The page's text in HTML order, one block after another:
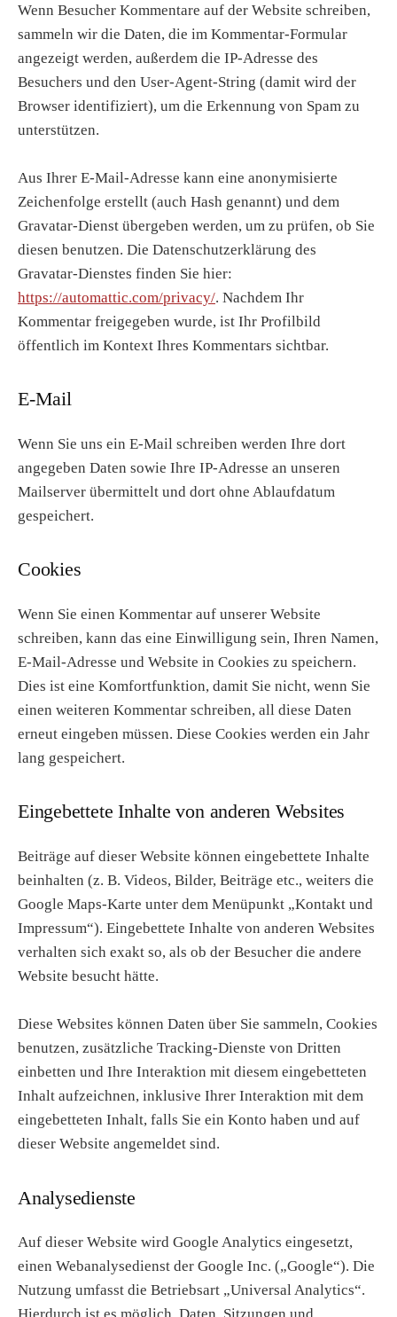
Wenn Besucher Kommentare auf der Website schreiben,
sammeln wir die Daten, die im Kommentar-Formular
angezeigt werden, außerdem die IP-Adresse des
Besuchers und den User-Agent-String (damit wird der
Browser identifiziert), um die Erkennung von Spam zu
unterstützen.
Aus Ihrer E-Mail-Adresse kann eine anonymisierte
Zeichenfolge erstellt (auch Hash genannt) und dem
Gravatar-Dienst übergeben werden, um zu prüfen, ob Sie
diesen benutzen. Die Datenschutzerklärung des
Gravatar-Dienstes finden Sie hier:
https://automattic.com/privacy/. Nachdem Ihr
Kommentar freigegeben wurde, ist Ihr Profilbild
öffentlich im Kontext Ihres Kommentars sichtbar.
E-Mail
Wenn Sie uns ein E-Mail schreiben werden Ihre dort
angegeben Daten sowie Ihre IP-Adresse an unseren
Mailserver übermittelt und dort ohne Ablaufdatum
gespeichert.
Cookies
Wenn Sie einen Kommentar auf unserer Website
schreiben, kann das eine Einwilligung sein, Ihren Namen,
E-Mail-Adresse und Website in Cookies zu speichern.
Dies ist eine Komfortfunktion, damit Sie nicht, wenn Sie
einen weiteren Kommentar schreiben, all diese Daten
erneut eingeben müssen. Diese Cookies werden ein Jahr
lang gespeichert.
Eingebettete Inhalte von anderen Websites
Beiträge auf dieser Website können eingebettete Inhalte
beinhalten (z. B. Videos, Bilder, Beiträge etc., weiters die
Google Maps-Karte unter dem Menüpunkt „Kontakt und
Impressum“). Eingebettete Inhalte von anderen Websites
verhalten sich exakt so, als ob der Besucher die andere
Website besucht hätte.
Diese Websites können Daten über Sie sammeln, Cookies
benutzen, zusätzliche Tracking-Dienste von Dritten
einbetten und Ihre Interaktion mit diesem eingebetteten
Inhalt aufzeichnen, inklusive Ihrer Interaktion mit dem
eingebetteten Inhalt, falls Sie ein Konto haben und auf
dieser Website angemeldet sind.
Analysedienste
Auf dieser Website wird Google Analytics eingesetzt,
einen Webanalysedienst der Google Inc. („Google“). Die
Nutzung umfasst die Betriebsart „Universal Analytics“.